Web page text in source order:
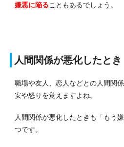
嫌悪に陥ることもあるでしょう。
人間関係が悪化したとき
職場や友人、恋人などとの人間関
安や怒りを覚えますよね。
人間関係が悪化したときも「もう
つです。